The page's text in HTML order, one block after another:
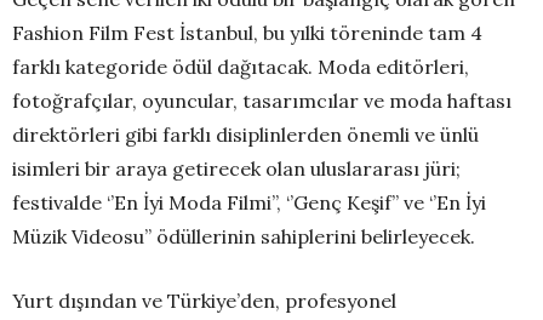
Fashion Film Fest İstanbul, bu yılki töreninde tam 4
farklı kategoride ödül dağıtacak. Moda editörleri,
fotoğrafçılar, oyuncular, tasarımcılar ve moda haftası
direktörleri gibi farklı disiplinlerden önemli ve ünlü
isimleri bir araya getirecek olan uluslararası jüri;
festivalde ‘’En İyi Moda Filmi’’, ‘’Genç Keşif’’ ve ‘’En İyi
Müzik Videosu’’ ödüllerinin sahiplerini belirleyecek.
Yurt dışından ve Türkiye’den, profesyonel